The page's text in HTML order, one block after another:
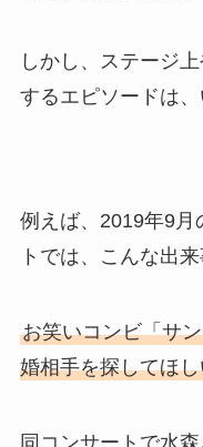
しかし、ステージ
するエピソードは、
例えば、2019年9月
トでは、こんな出
お笑いコンビ「サ
婚相手を探してほ
同コンサートで水